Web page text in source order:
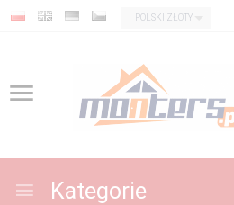
currency_h
POLSKI ZŁOTY
Kategorie